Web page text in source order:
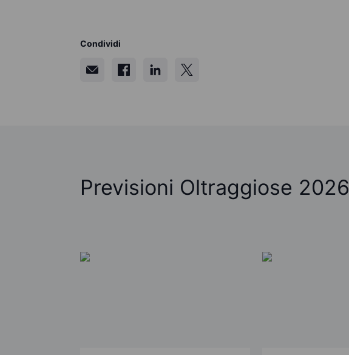
Condividi
Previsioni Oltraggiose 2026